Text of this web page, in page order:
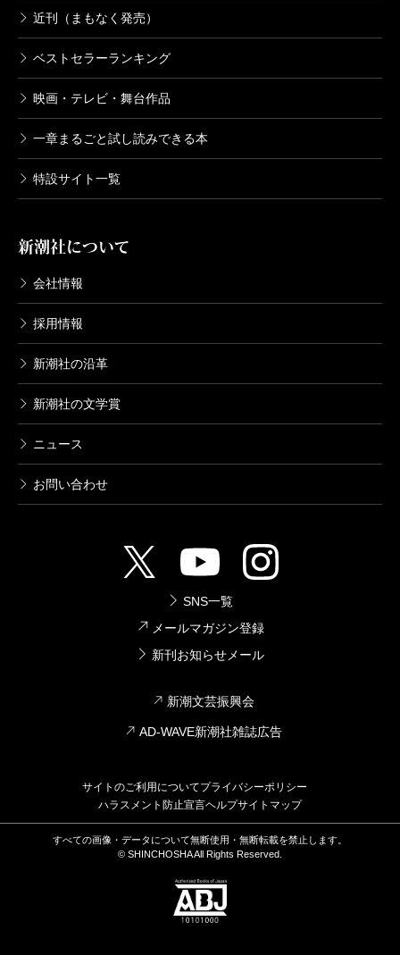
近刊（まもなく発売）
ベストセラーランキング
映画・テレビ・舞台作品
一章まるごと試し読みできる本
特設サイト一覧
新潮社について
会社情報
採用情報
新潮社の沿革
新潮社の文学賞
ニュース
お問い合わせ
SNS一覧
メールマガジン登録
新刊お知らせメール
新潮文芸振興会
AD-WAVE新潮社雑誌広告
サイトのご利用についてプライバシーポリシー
ハラスメント防止宣言ヘルプサイトマップ
すべての画像・データについて無断使用・無断転載を禁止します。
© SHINCHOSHA All Rights Reserved.